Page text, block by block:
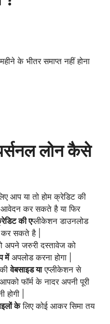
के भीतर समाप्त नहीं होना
लोन कैसे
आप या तो होम क्रेडिट की
कर सकते है या फिर
की एप्लीकेशन डाउनलोड
सकते है |
अपने जरुरी दस्तावेज को
मेंअपलोड करना होगा |
कीवेबसाइड याएप्लीकेशन से
फॉर्म के नादर अपनी पूरी
होगी |
केलिए कोई आकर सिमा तय